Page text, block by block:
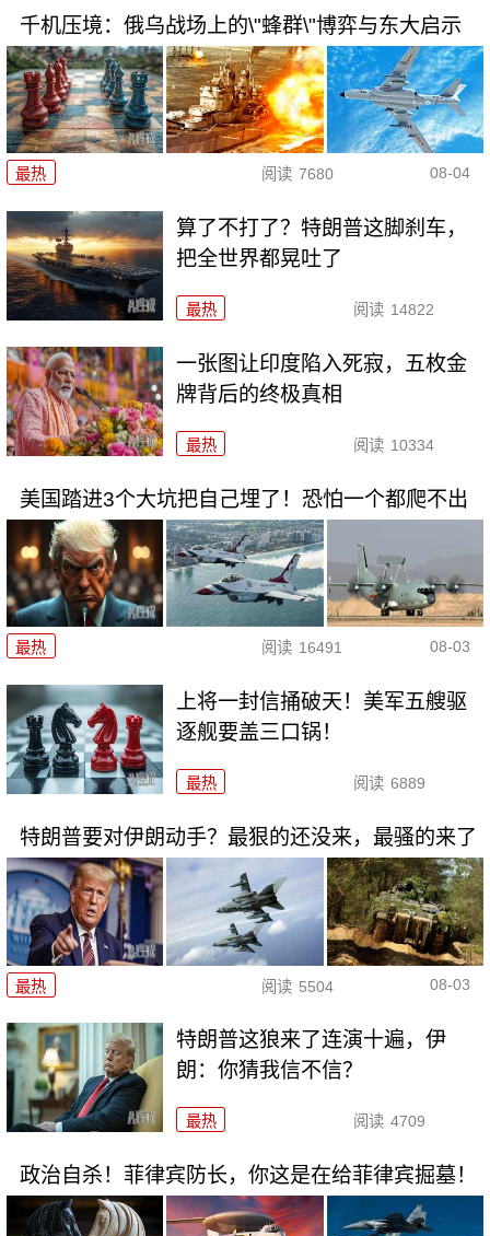
千机压境：俄乌战场上的\"蜂群\"博弈与东大启示
最热 阅读 7680 08-04
算了不打了？特朗普这脚刹车，
把全世界都晃吐了
最热 阅读 14822
一张图让印度陷入死寂，五枚金
牌背后的终极真相
最热 阅读 10334
美国踏进3个大坑把自己埋了！恐怕一个都爬不出
最热 阅读 16491 08-03
上将一封信捅破天！美军五艘驱
逐舰要盖三口锅！
最热 阅读 6889
特朗普要对伊朗动手？最狠的还没来，最骚的来了
最热 阅读 5504 08-03
特朗普这狼来了连演十遍，伊
朗：你猜我信不信？
最热 阅读 4709
政治自杀！菲律宾防长，你这是在给菲律宾掘墓！